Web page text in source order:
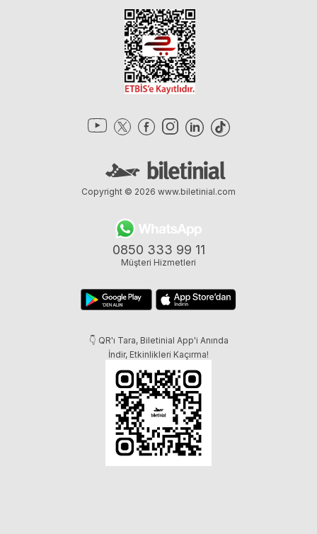
0850 333 99 11
Müşteri Hizmetleri
👇 QR'ı Tara, Biletinial App'i Anında
İndir, Etkinlikleri Kaçırma!
Copyright © 2026 www.biletinial.com